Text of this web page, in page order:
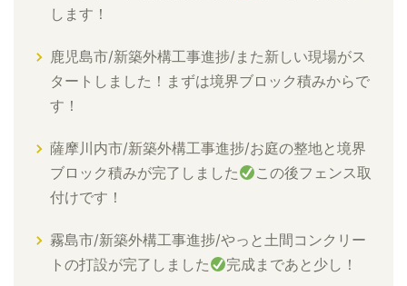
します！
鹿児島市/新築外構工事進捗/また新しい現場がス
タートしました！まずは境界ブロック積みからで
す！
薩摩川内市/新築外構工事進捗/お庭の整地と境界
ブロック積みが完了しました
この後フェンス取
付けです！
霧島市/新築外構工事進捗/やっと土間コンクリー
トの打設が完了しました
完成まであと少し！